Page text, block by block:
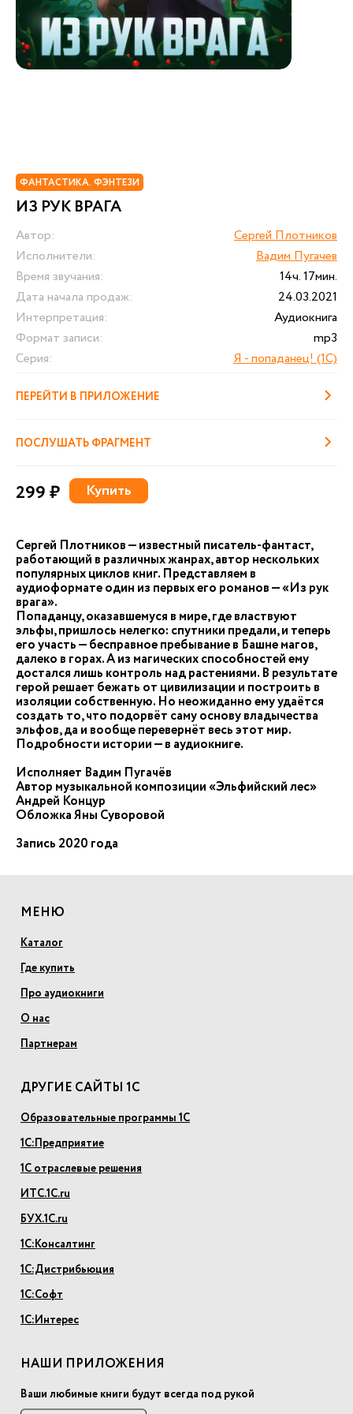
ФАНТАСТИКА. ФЭНТЕЗИ
ИЗ РУК ВРАГА
Автор:
Сергей Плотников
Исполнители:
Вадим Пугачев
Время звучания:
14ч. 17мин.
Дата начала продаж:
24.03.2021
Интерпретация:
Аудиокнига
Формат записи:
mp3
Серия:
Я - попаданец! (1C)
ПЕРЕЙТИ В ПРИЛОЖЕНИЕ
ПОСЛУШАТЬ ФРАГМЕНТ
299 ₽ Купить
Сергей Плотников — известный писатель-фантаст,
работающий в различных жанрах, автор нескольких
популярных циклов книг. Представляем в
аудиоформате один из первых его романов — «Из рук
врага».
Попаданцу, оказавшемуся в мире, где властвуют
эльфы, пришлось нелегко: спутники предали, и теперь
его участь — бесправное пребывание в Башне магов,
далеко в горах. А из магических способностей ему
достался лишь контроль над растениями. В результате
герой решает бежать от цивилизации и построить в
изоляции собственную. Но неожиданно ему удаётся
создать то, что подорвёт саму основу владычества
эльфов, да и вообще перевернёт весь этот мир.
Подробности истории — в аудиокниге.
Исполняет Вадим Пугачёв
Автор музыкальной композиции «Эльфийский лес»
Андрей Концур
Обложка Яны Суворовой
Запись 2020 года
МЕНЮ
Каталог
Где купить
Про аудиокниги
О нас
Партнерам
ДРУГИЕ САЙТЫ 1С
Образовательные программы 1С
1С:Предприятие
1С отраслевые решения
ИТС.1С.ru
БУХ.1С.ru
1С:Консалтинг
1С:Дистрибьюция
1С:Софт
1С:Интерес
НАШИ ПРИЛОЖЕНИЯ
Ваши любимые книги будут всегда под рукой